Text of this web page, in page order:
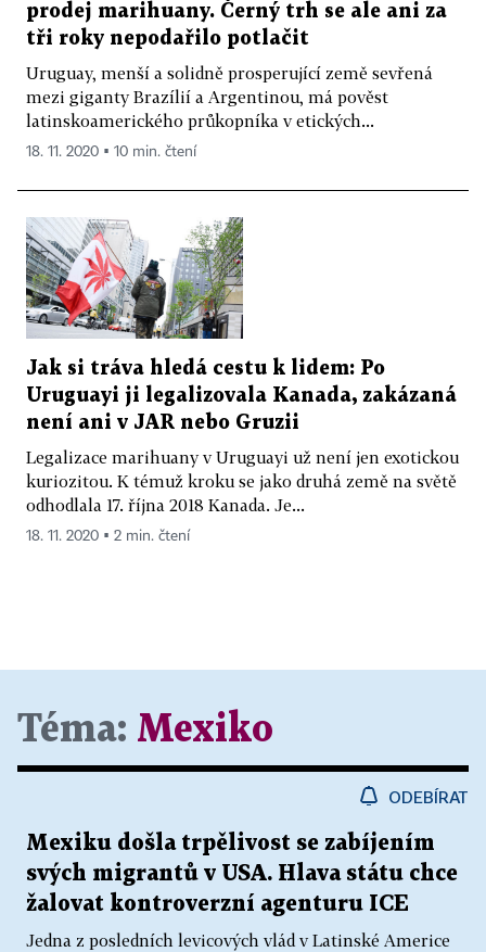
prodej marihuany. Černý trh se ale ani za
tři roky nepodařilo potlačit
Uruguay, menší a solidně prosperující země sevřená
mezi giganty Brazílií a Argentinou, má pověst
latinskoamerického průkopníka v etických...
18. 11. 2020 ▪ 10 min. čtení
Jak si tráva hledá cestu k lidem: Po
Uruguayi ji legalizovala Kanada, zakázaná
není ani v JAR nebo Gruzii
Legalizace marihuany v Uruguayi už není jen exotickou
kuriozitou. K témuž kroku se jako druhá země na světě
odhodlala 17. října 2018 Kanada. Je...
18. 11. 2020 ▪ 2 min. čtení
Téma: Mexiko
ODEBÍRAT
Mexiku došla trpělivost se zabíjením
svých migrantů v USA. Hlava státu chce
žalovat kontroverzní agenturu ICE
Jedna z posledních levicových vlád v Latinské Americe